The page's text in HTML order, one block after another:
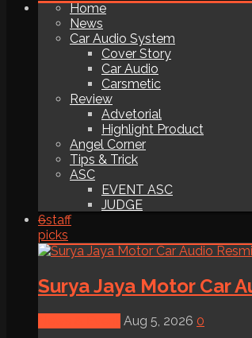
Home
News
Car Audio System
Cover Story
Car Audio
Carsmetic
Review
Advetorial
Highlight Product
Angel Corner
Tips & Trick
ASC
EVENT ASC
JUDGE
6staff
picks
Surya Jaya Motor Car
Aug 5, 2026 0